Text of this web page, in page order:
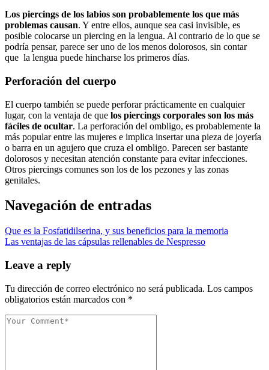
Los piercings de los labios son probablemente los que más
problemas causan. Y entre ellos, aunque sea casi invisible, es
posible colocarse un piercing en la lengua. Al contrario de lo que se
podría pensar, parece ser uno de los menos dolorosos, sin contar
que la lengua puede hincharse los primeros días.
Perforación del cuerpo
El cuerpo también se puede perforar prácticamente en cualquier
lugar, con la ventaja de que los piercings corporales son los más
fáciles de ocultar. La perforación del ombligo, es probablemente la
más popular entre las mujeres e implica insertar una pieza de joyería
o barra en un agujero que cruza el ombligo. Parecen ser bastante
dolorosos y necesitan atención constante para evitar infecciones.
Otros piercings comunes son los de los pezones y las zonas
genitales.
Navegación de entradas
Que es la Fosfatidilserina, y sus beneficios para la memoria
Las ventajas de las cápsulas rellenables de Nespresso
Leave a reply
Tu dirección de correo electrónico no será publicada. Los campos
obligatorios están marcados con *